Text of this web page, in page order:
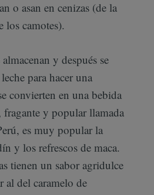
o asan en cenizas (de la
los camotes).
almacenan y después se
para hacer una
convierten en una bebida
fragante y popular llamada
es muy popular la
y los refrescos de maca.
tienen un sabor agridulce
al del caramelo de